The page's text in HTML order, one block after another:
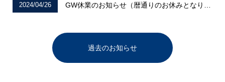
2024/04/26
過去のお知らせ